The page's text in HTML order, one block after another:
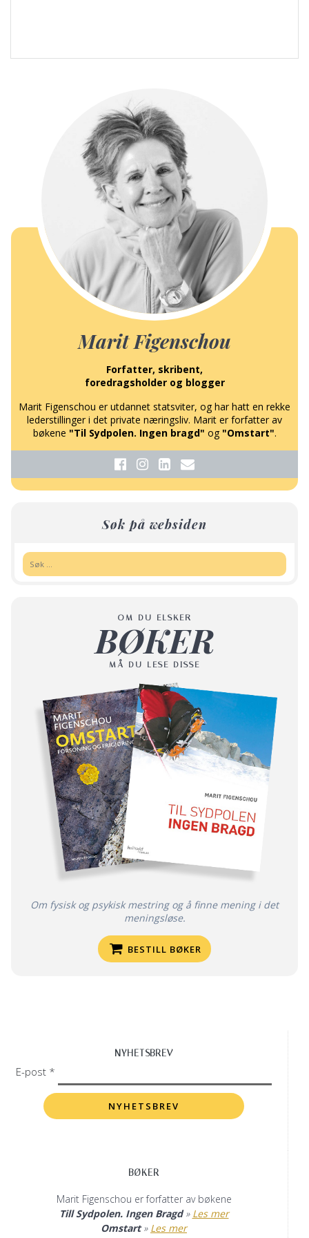
Marit Figenschou
Forfatter, skribent,
foredragsholder og blogger
Marit Figenschou er utdannet statsviter, og har hatt en rekke
lederstillinger i det private næringsliv. Marit er forfatter av
bøkene "Til Sydpolen. Ingen bragd" og "Omstart".
Søk på websiden
OM DU ELSKER
BØKER
MÅ DU LESE DISSE
Om fysisk og psykisk mestring og å finne mening i det
meningsløse.
BESTILL BØKER
NYHETSBREV
E-post *
BØKER
Marit Figenschou er forfatter av bøkene
Till Sydpolen. Ingen Bragd» Les mer
Omstart» Les mer